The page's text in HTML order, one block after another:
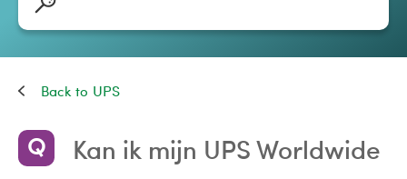
UPS
Kan ik mijn UPS Worldwide